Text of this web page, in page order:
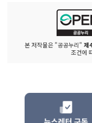
본 저작물은 "공공누리" 제
조건에